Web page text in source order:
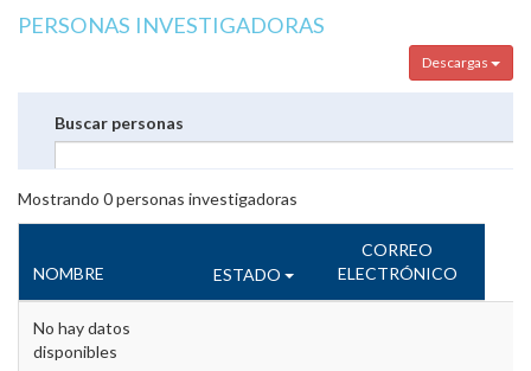
PERSONAS INVESTIGADORAS
Descargas
Buscar personas
Mostrando 0personas investigadoras
NOMBRE ESTADO
CORREO
ELECTRÓNICO
No hay datos
disponibles